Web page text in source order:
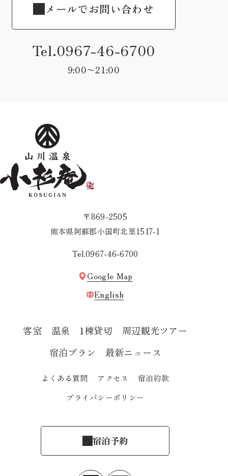
メールでお問い合わせ
Tel.0967-46-6700
9:00〜21:00
〒869-2505
熊本県阿蘇郡小国町北里1517-1
Tel.0967-46-6700
Google Map
English
客室 温泉 1棟貸切
周辺観光ツアー
宿泊プラン
最新ニュース
よくある質問 アクセス
宿泊約款
プライバシーポリシー
宿泊予約